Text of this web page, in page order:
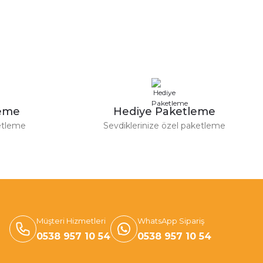
Hediye Paketleme
Sevdiklerinize özel paketleme
Müşteri Hizmetleri
0538 957 10 54
WhatsApp Sipariş
0538 957 10 54